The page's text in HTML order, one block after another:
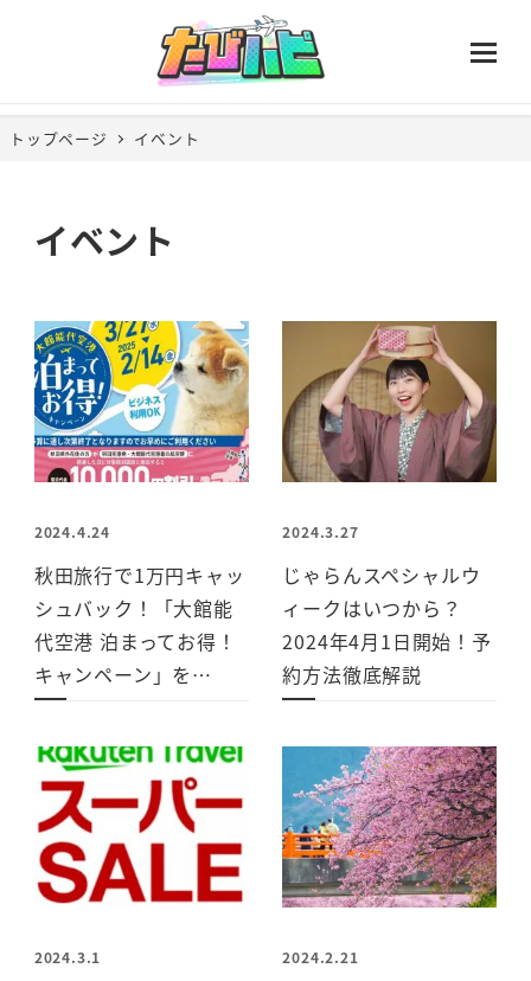
トップページ イベント
イベント
2024.4.24
秋田旅行で1万円キャッ
シュバック！「大館能
代空港 泊まってお得！
キャンペーン」を…
2024.3.27
じゃらんスペシャルウ
ィークはいつから？
2024年4月1日開始！予
約方法徹底解説
2024.3.1 2024.2.21